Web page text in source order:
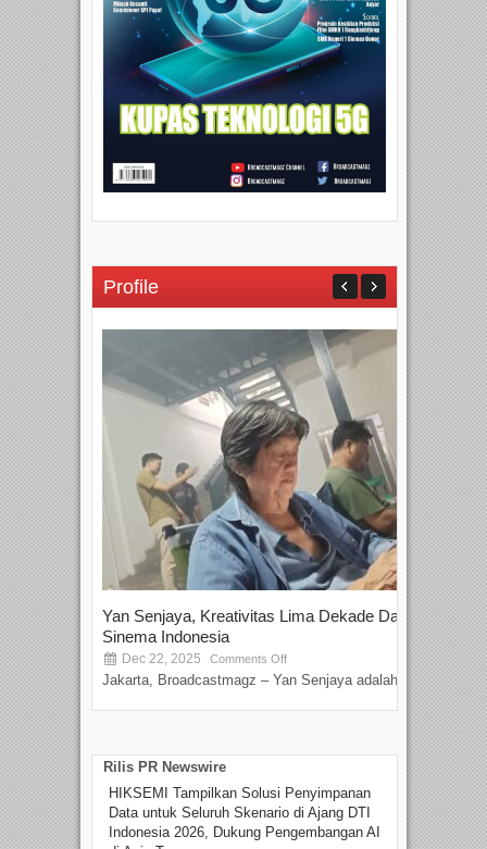
Profile
Yan Senjaya, Kreativitas Lima Dekade Dalam
Sinema Indonesia
Dec 22, 2025 Comments Off
Jakarta, Broadcastmagz – Yan Senjaya adalah...
Rilis PR Newswire
HIKSEMI Tampilkan Solusi Penyimpanan
Data untuk Seluruh Skenario di Ajang DTI
Indonesia 2026, Dukung Pengembangan AI